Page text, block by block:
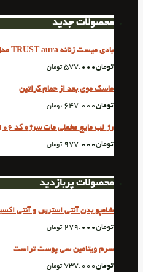
محصولات جدید
بادی میست زنانه TRUST aura مدل Lady GaGa
تومان577.000 تومان
ماسک موی بعد از حمام کراتین
تومان647.000 تومان
رژ لب مایع مخملی مات سرژه کد 106 (Magenta Pink)
تومان977.000 تومان
محصولات پربازدید
شامپو بدن آنتی استرس و آنتی
تومان279.000 تومان
سرم ویتامین سی پوست تراست
تومان737.000 تومان